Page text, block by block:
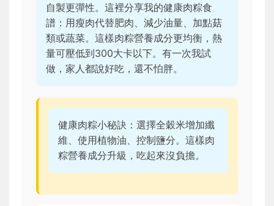
自製更彈性。這裡分享我的健康肉粽食
譜：用瘦肉代替肥肉、減少油量、加點菇
類或蔬菜。這樣肉粽營養成分更均衡，熱
量可壓低到300大卡以下。有一次我試
做，家人都說好吃，還不怕胖。
健康肉粽小秘訣：選擇全穀米增加纖
維、使用植物油、控制鹽分。這樣肉
粽營養成分升級，吃起來沒負擔。